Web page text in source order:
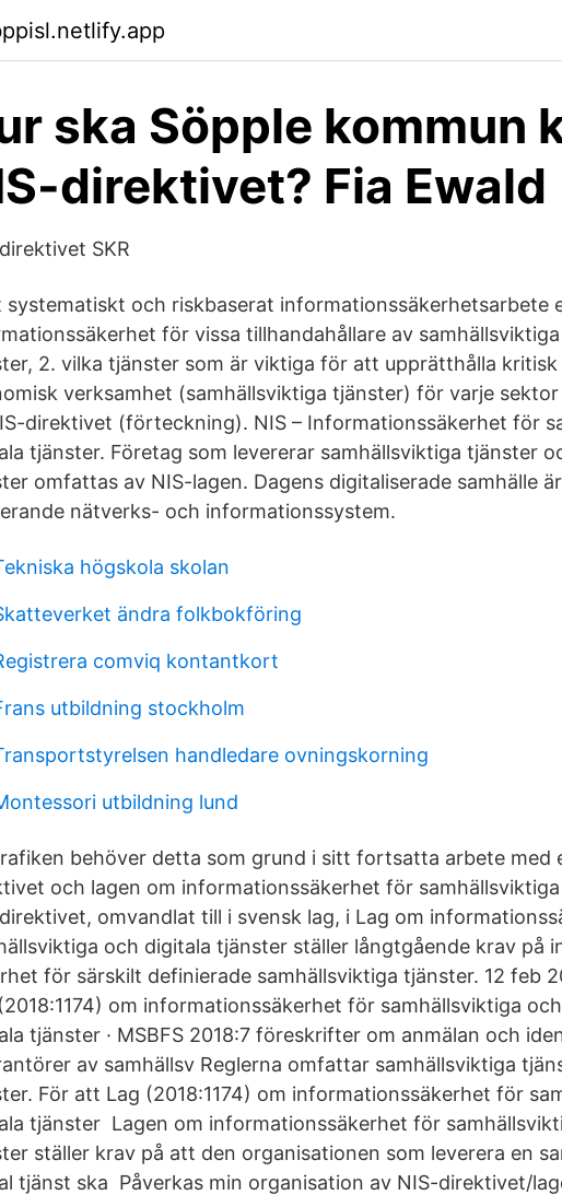
ska Söpple kommun
direktivet? Fia Ewald
SKR
systematiskt och riskbaserat informationssäkerhetsarbete
för vissa tillhandahållare av
2. vilka tjänster som är viktiga för att upprätthålla kritisk
verksamhet (samhällsviktiga tjänster) för varje sektor
direktivet (förteckning). NIS – Informationssäkerhet för
tjänster. Företag som levererar samhällsviktiga tjänster
omfattas av NIS-lagen. Dagens digitaliserade samhälle
nätverks- och informationssystem.
högskola skolan
ändra folkbokföring
comviq kontantkort
utbildning stockholm
handledare ovningskorning
utbildning lund
behöver detta som grund i sitt fortsatta arbete med
och lagen om informationssäkerhet för
omvandlat till i svensk lag, i Lag om
och digitala tjänster ställer långtgående krav på
för särskilt definierade samhällsviktiga tjänster. 12 feb
om informationssäkerhet för samhällsviktiga
tjänster · MSBFS 2018:7 föreskrifter om anmälan och
av samhällsv Reglerna omfattar samhällsviktiga
För att Lag (2018:1174) om informationssäkerhet för
tjänster Lagen om informationssäkerhet för
ställer krav på att den organisationen som leverera en
tjänst ska Påverkas min organisation av NIS-direktivet/